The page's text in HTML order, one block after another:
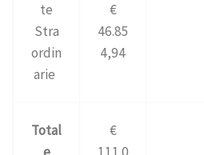
te
Stra
ordin
arie
€
46.85
4,94
Total
€